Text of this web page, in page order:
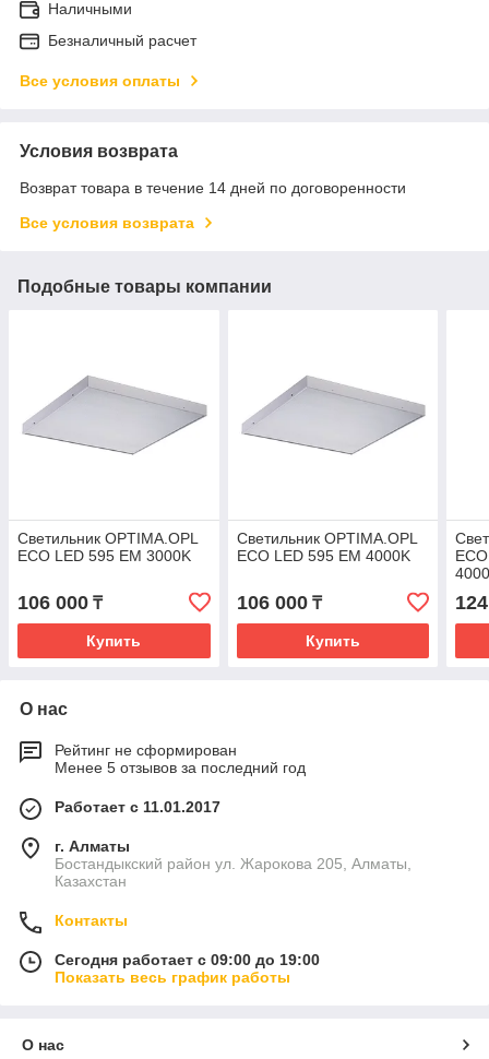
Наличными
Безналичный расчет
Все условия оплаты
Условия возврата
Возврат товара в течение 14 дней по договоренности
Все условия возврата
Подобные товары компании
Светильник OPTIMA.OPL
ECO LED 595 EM 3000K
106 000 ₸
Купить
Светильник OPTIMA.OPL
ECO LED 595 EM 4000K
106 000₸
Купить
О нас
Рейтинг не сформирован
Менее 5 отзывов за последний год
Работает с 11.01.2017
г. Алматы
Бостандыкский район ул. Жарокова 205, Алматы,
Казахстан
Контакты
Сегодня работает с 09:00 до 19:00
Показать весь график работы
О нас